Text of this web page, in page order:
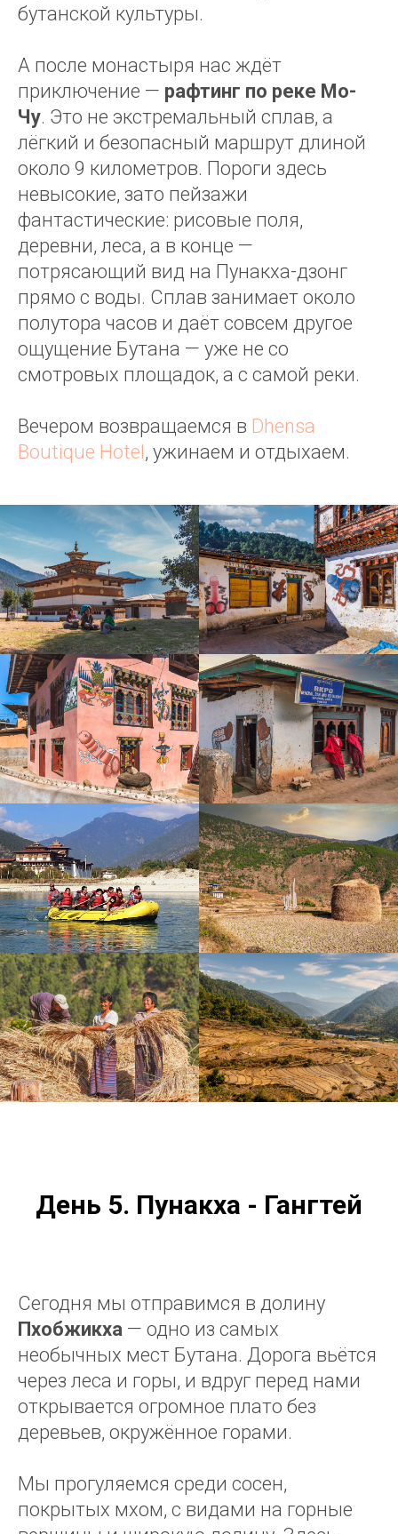
бутанской культуры.
А после монастыря нас ждёт
приключение — рафтинг по реке Мо-
Чу. Это не экстремальный сплав, а
лёгкий и безопасный маршрут длиной
около 9 километров. Пороги здесь
невысокие, зато пейзажи
фантастические: рисовые поля,
деревни, леса, а в конце —
потрясающий вид на Пунакха-дзонг
прямо с воды. Сплав занимает около
полутора часов и даёт совсем другое
ощущение Бутана — уже не со
смотровых площадок, а с самой реки.
Вечером возвращаемся в Dhensa
Boutique Hotel, ужинаем и отдыхаем.
День 5. Пунакха - Гангтей
Сегодня мы отправимся в долину
Пхобжикха — одно из самых
необычных мест Бутана. Дорога вьётся
через леса и горы, и вдруг перед нами
открывается огромное плато без
деревьев, окружённое горами.
Мы прогуляемся среди сосен,
покрытых мхом, с видами на горные